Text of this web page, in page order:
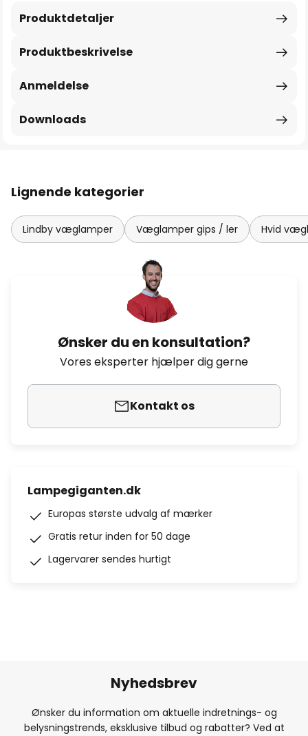
Produktbeskrivelse
Produktdetaljer
Anmeldelse
Downloads
Lignende kategorier
Lindby væglamper Væglamper gips / ler Hvid
Ønsker du en konsultation?
Vores eksperter hjælper dig gerne
Kontakt os
Lampegiganten.dk
Europas største udvalg af mærker
Gratis retur inden for 50 dage
Lagervarer sendes hurtigt
Nyhedsbrev
Ønsker du information om aktuelle indretnings- og
belysningstrends, eksklusive tilbud og rabatter? Ved at